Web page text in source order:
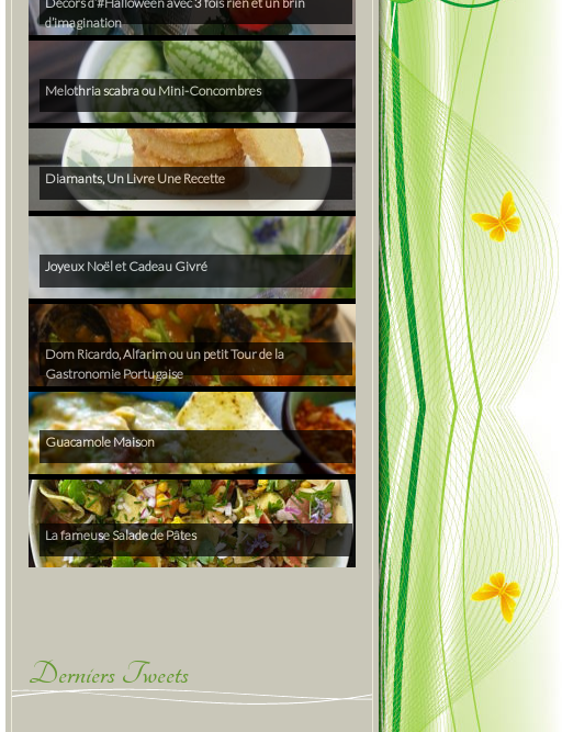
d’imagination
Melothria scabra ou Mini-Concombres
Diamants, Un Livre Une Recette
Joyeux Noël et Cadeau Givré
Dom Ricardo, Alfarim ou un petit Tour de la
Gastronomie Portugaise
Guacamole Maison
La fameuse Salade de Pâtes
Derniers Tweets